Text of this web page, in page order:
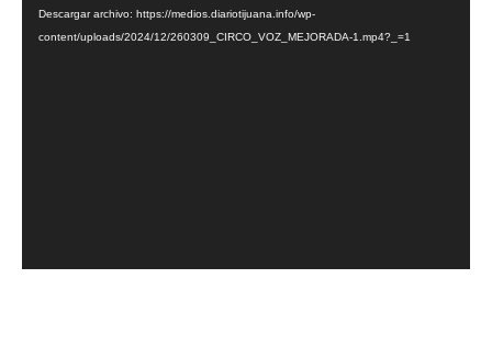
Descargar archivo: https://medios.diariotijuana.info/wp-
content/uploads/2024/12/260309_CIRCO_VOZ_MEJORADA-1.mp4?_=1